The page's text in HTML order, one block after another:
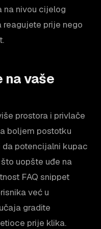
na nivou cijelog
prije nego
na vaše
prostora i privlače
boljem postotku
da potencijalni kupac
uopšte uđe na
FAQ snippet
već u
gradite
prije klika.